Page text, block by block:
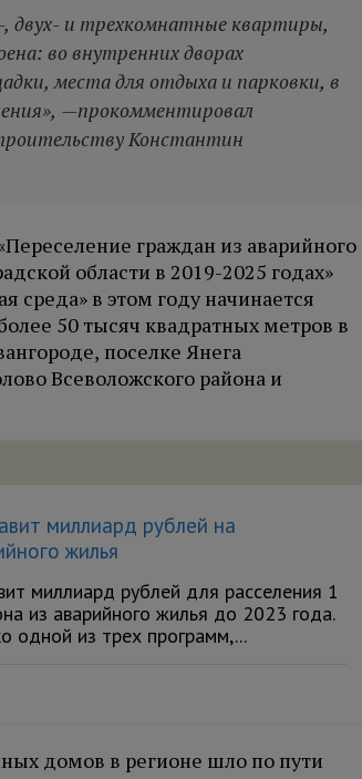
двух- и трехкомнатные квартиры,
во внутренних дворах
места для отдыха и парковки, в
—прокомментировал
Константин
граждан из аварийного
области в 2019-2025 годах»
среда» в этом году начинается
50 тысяч квадратных метров в
поселке Янега
Всеволожского района и
миллиард рублей на
жилья
миллиард рублей для расселения 1
из аварийного жилья до 2023 года.
одной из трех программ,...
домов в регионе шло по пути